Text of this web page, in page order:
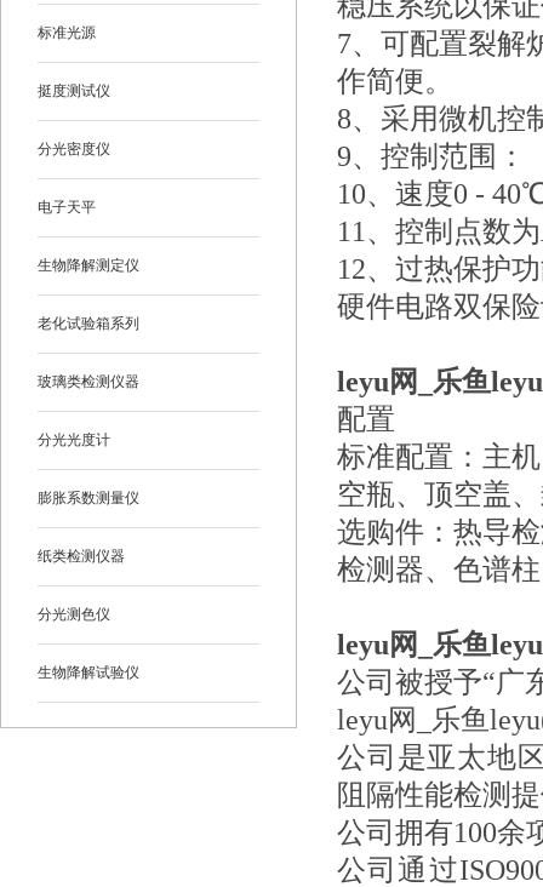
标准光源
挺度测试仪
分光密度仪
电子天平
生物降解测定仪
老化试验箱系列
玻璃类检测仪器
分光光度计
膨胀系数测量仪
纸类检测仪器
分光测色仪
生物降解试验仪
7、可配置裂解
作简便。
8、采用微机控
9、控制范围：
10、速度0 -
11、控制点数
12、过热保护
硬件电路双保
leyu网_乐鱼
配置
标准配置：主
空瓶、顶空盖
选购件：热导
检测器、色谱柱
leyu网_乐鱼
公司被授予“广
leyu网_乐鱼
公司是亚太地
阻隔性能检测
公司拥有100余
公司通过